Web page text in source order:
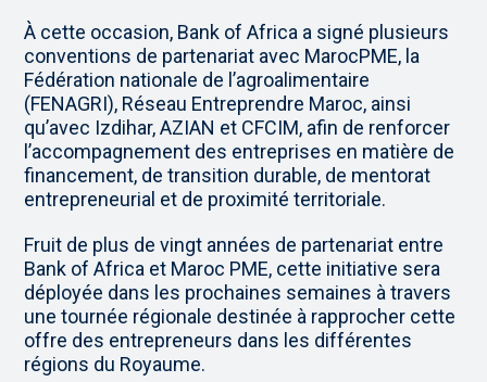
À cette occasion, Bank of Africa a signé plusieurs
conventions de partenariat avec MarocPME, la
Fédération nationale de l’agroalimentaire
(FENAGRI), Réseau Entreprendre Maroc, ainsi
qu’avec Izdihar, AZIAN et CFCIM, afin de renforcer
l’accompagnement des entreprises en matière de
financement, de transition durable, de mentorat
entrepreneurial et de proximité territoriale.
Fruit de plus de vingt années de partenariat entre
Bank of Africa et Maroc PME, cette initiative sera
déployée dans les prochaines semaines à travers
une tournée régionale destinée à rapprocher cette
offre des entrepreneurs dans les différentes
régions du Royaume.